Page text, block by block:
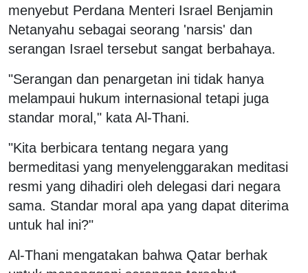
menyebut Perdana Menteri Israel Benjamin
Netanyahu sebagai seorang 'narsis' dan
serangan Israel tersebut sangat berbahaya.
"Serangan dan penargetan ini tidak hanya
melampaui hukum internasional tetapi juga
standar moral," kata Al-Thani.
"Kita berbicara tentang negara yang
bermeditasi yang menyelenggarakan meditasi
resmi yang dihadiri oleh delegasi dari negara
sama. Standar moral apa yang dapat diterima
untuk hal ini?"
Al-Thani mengatakan bahwa Qatar berhak